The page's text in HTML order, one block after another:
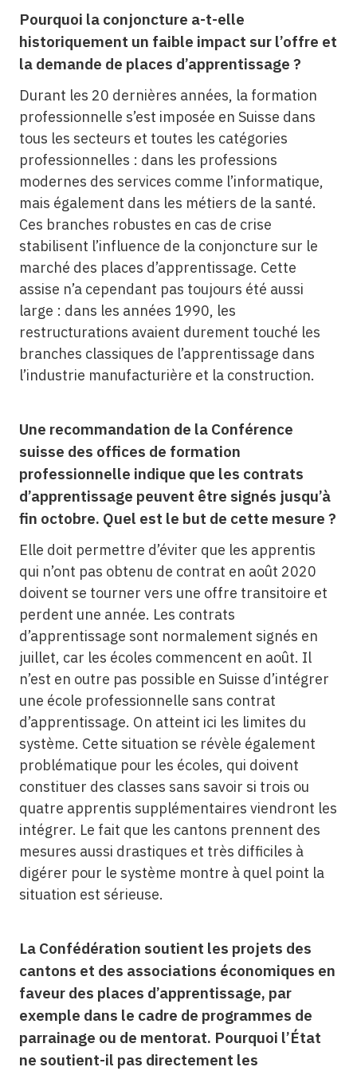
Pourquoi la conjoncture a-t-elle
historiquement un faible impact sur l’offre et
la demande de places d’apprentissage ?
Durant les 20 dernières années, la formation
professionnelle s’est imposée en Suisse dans
tous les secteurs et toutes les catégories
professionnelles : dans les professions
modernes des services comme l’informatique,
mais également dans les métiers de la santé.
Ces branches robustes en cas de crise
stabilisent l’influence de la conjoncture sur le
marché des places d’apprentissage. Cette
assise n’a cependant pas toujours été aussi
large : dans les années 1990, les
restructurations avaient durement touché les
branches classiques de l’apprentissage dans
l’industrie manufacturière et la construction.
Une recommandation de la Conférence
suisse des offices de formation
professionnelle indique que les contrats
d’apprentissage peuvent être signés jusqu’à
fin octobre. Quel est le but de cette mesure ?
Elle doit permettre d’éviter que les apprentis
qui n’ont pas obtenu de contrat en août 2020
doivent se tourner vers une offre transitoire et
perdent une année. Les contrats
d’apprentissage sont normalement signés en
juillet, car les écoles commencent en août. Il
n’est en outre pas possible en Suisse d’intégrer
une école professionnelle sans contrat
d’apprentissage. On atteint ici les limites du
système. Cette situation se révèle également
problématique pour les écoles, qui doivent
constituer des classes sans savoir si trois ou
quatre apprentis supplémentaires viendront les
intégrer. Le fait que les cantons prennent des
mesures aussi drastiques et très difficiles à
digérer pour le système montre à quel point la
situation est sérieuse.
La Confédération soutient les projets des
cantons et des associations économiques en
faveur des places d’apprentissage, par
exemple dans le cadre de programmes de
parrainage ou de mentorat. Pourquoi l’État
ne soutient-il pas directement les